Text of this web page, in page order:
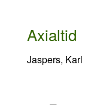
Axialtid
Jaspers, Karl